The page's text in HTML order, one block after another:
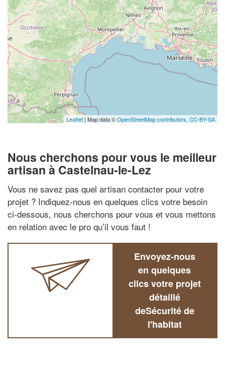
Leaflet | Map data ©OpenStreetMap contributors, CC-BY-SA
Nous cherchons pour vous le meilleur
artisan à Castelnau-le-Lez
Vous ne savez pas quel artisan contacter pour votre
projet ? Indiquez-nous en quelques clics votre besoin
ci-dessous, nous cherchons pour vous et vous mettons
en relation avec le pro qu’il vous faut !
Envoyez-nous
en quelques
clics votre projet
détaillé
deSécurité de
l'habitat